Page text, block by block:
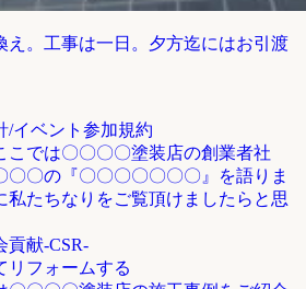
え。工事は一日。夕方迄にはお引渡
/イベント参加規約
こでは〇〇〇〇塗装店の創業者社
〇〇の『〇〇〇〇〇〇〇』を語りま
私たちなりをご覧頂けましたらと思
貢献-CSR-
リフォームする